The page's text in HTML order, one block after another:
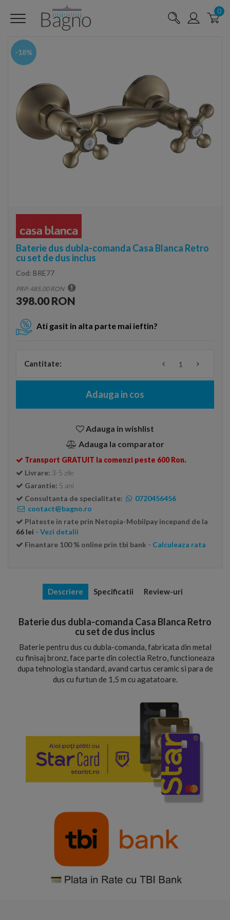
0
-18%
Baterie dus dubla-comanda Casa Blanca Retro
cu set de dus inclus
Cod: BRE77
PRP: 485.00 RON
398.00 RON
Ati gasit in alta parte mai ieftin?
Cantitate:
Adauga in cos
Adauga in wishlist
Adauga la comparator
Transport GRATUIT la comenzi peste 600 Ron.
Livrare: 3-5 zile
Garantie: 5 ani
Consultanta de specialitate:
0720456456
contact@bagno.ro
Plateste in rate prin Netopia-Mobilpay incepand de la
66 lei - Vezi detalii
Finantare 100 % online prin tbi bank - Calculeaza rata
Descriere Specificatii Review-uri
Baterie dus dubla-comanda Casa Blanca Retro
cu set de dus inclus
Baterie pentru dus cu dubla-comanda, fabricata din metal
cu finisaj bronz, face parte din colectia Retro, functioneaza
dupa tehnologia standard, avand cartus ceramic si para de
dus cu furtun de 1,5 m cu agatatoare.